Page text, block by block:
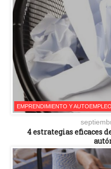
EMPRENDIMIENTO Y AUTOEMPLEO
4 estrategias eficaces